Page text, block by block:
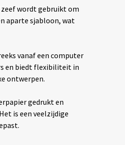
wordt gebruikt om
aparte sjabloon, wat
vanaf een computer
en biedt flexibiliteit in
ontwerpen.
gedrukt en
is een veelzijdige